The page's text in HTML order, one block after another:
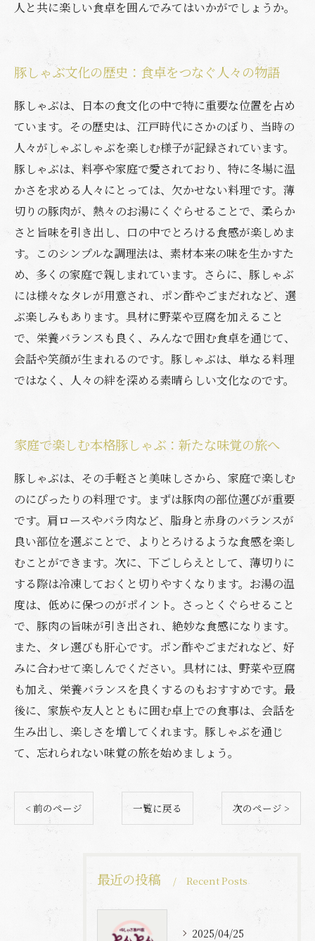
人と共に楽しい食卓を囲んでみてはいかがでしょうか。
豚しゃぶ文化の歴史：食卓をつなぐ人々の物語
豚しゃぶは、日本の食文化の中で特に重要な位置を占め
ています。その歴史は、江戸時代にさかのぼり、当時の
人々がしゃぶしゃぶを楽しむ様子が記録されています。
豚しゃぶは、料亭や家庭で愛されており、特に冬場に温
かさを求める人々にとっては、欠かせない料理です。薄
切りの豚肉が、熱々のお湯にくぐらせることで、柔らか
さと旨味を引き出し、口の中でとろける食感が楽しめま
す。このシンプルな調理法は、素材本来の味を生かすた
め、多くの家庭で親しまれています。さらに、豚しゃぶ
には様々なタレが用意され、ポン酢やごまだれなど、選
ぶ楽しみもあります。具材に野菜や豆腐を加えること
で、栄養バランスも良く、みんなで囲む食卓を通じて、
会話や笑顔が生まれるのです。豚しゃぶは、単なる料理
ではなく、人々の絆を深める素晴らしい文化なのです。
家庭で楽しむ本格豚しゃぶ：新たな味覚の旅へ
豚しゃぶは、その手軽さと美味しさから、家庭で楽しむ
のにぴったりの料理です。まずは豚肉の部位選びが重要
です。肩ロースやバラ肉など、脂身と赤身のバランスが
良い部位を選ぶことで、よりとろけるような食感を楽し
むことができます。次に、下ごしらえとして、薄切りに
する際は冷凍しておくと切りやすくなります。お湯の温
度は、低めに保つのがポイント。さっとくぐらせること
で、豚肉の旨味が引き出され、絶妙な食感になります。
また、タレ選びも肝心です。ポン酢やごまだれなど、好
みに合わせて楽しんでください。具材には、野菜や豆腐
も加え、栄養バランスを良くするのもおすすめです。最
後に、家族や友人とともに囲む卓上での食事は、会話を
生み出し、楽しさを増してくれます。豚しゃぶを通じ
て、忘れられない味覚の旅を始めましょう。
< 前のページ 一覧に戻る 次のページ >
最近の投稿 Recent Posts
2025/04/25